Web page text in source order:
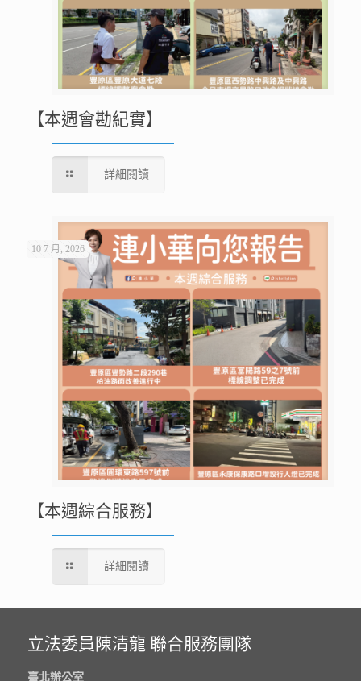
【本週會勘紀實】
詳細閱讀
10 7 月, 2026
【本週綜合服務】
詳細閱讀
立法委員陳清龍 聯合服務團隊
臺北辦公室